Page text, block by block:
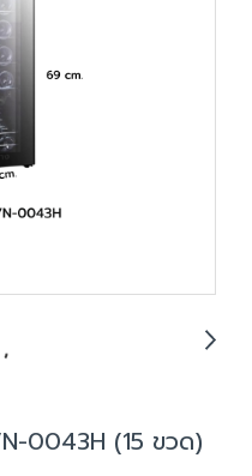
0043H (15 ขวด)